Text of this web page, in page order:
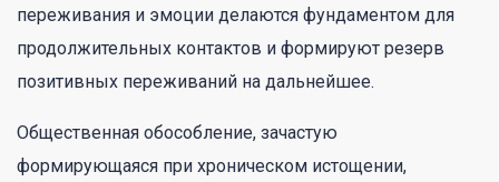
переживания и эмоции делаются фундаментом для
продолжительных контактов и формируют резерв
позитивных переживаний на дальнейшее.
Общественная обособление, зачастую
формирующаяся при хроническом истощении,